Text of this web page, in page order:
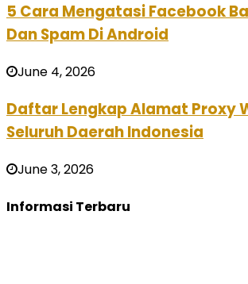
5 Cara Mengatasi Facebook
Dan Spam Di Android
June 4, 2026
Daftar Lengkap Alamat Proxy
Seluruh Daerah Indonesia
June 3, 2026
Informasi Terbaru